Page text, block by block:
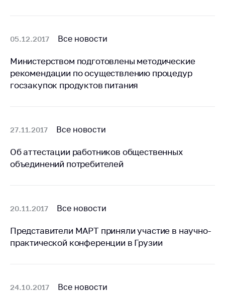
государственный
орган
Важное на сайте
Ценообразование
средства, изделия
медицинского
Решение Комиссии
факта нарушения
(отсутствия)
05.12.2017 Все новости
Министерством подготовлены методические
рекомендации по осуществлению процедур
госзакупок продуктов питания
27.11.2017 Все новости
Об аттестации работников общественных
объединений потребителей
20.11.2017 Все новости
Представители МАРТ приняли участие в научно-
практической конференции в Грузии
24.10.2017 Все новости